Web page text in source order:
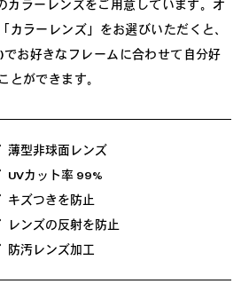
カラーレンズをご用意しています。オ
カラーレンズ」をお選びいただくと、
お好きなフレームに合わせて自分好
とができます。
薄型非球面レンズ
UVカット率 99%
キズつきを防止
レンズの反射を防止
防汚レンズ加工